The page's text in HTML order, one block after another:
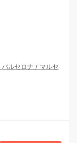
バルセロナ / マルセ